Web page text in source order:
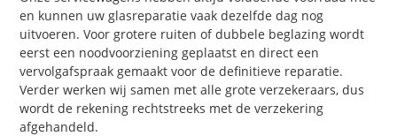
en kunnen uw glasreparatie vaak dezelfde dag nog
uitvoeren. Voor grotere ruiten of dubbele beglazing wordt
eerst een noodvoorziening geplaatst en direct een
vervolgafspraak gemaakt voor de definitieve reparatie.
Verder werken wij samen met alle grote verzekeraars, dus
wordt de rekening rechtstreeks met de verzekering
afgehandeld.